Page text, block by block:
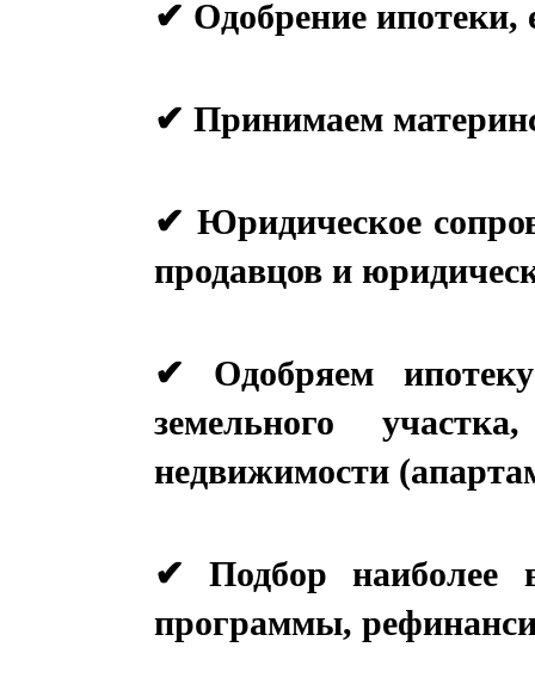
✔ Юридическое
✔ Одобряем
земельного
✔ Подбор наиболее